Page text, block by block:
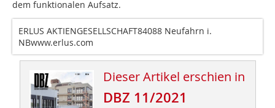
dem funktionalen Aufsatz.
ERLUS AKTIENGESELLSCHAFT84088 Neufahrn i.
NBwww.erlus.com
Dieser Artikel erschien in
DBZ 11/2021